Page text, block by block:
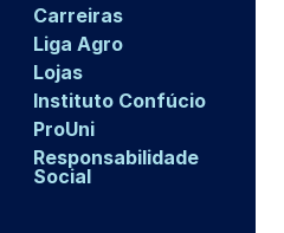
Carreiras
Liga Agro
Lojas
Instituto Confúcio
ProUni
Responsabilidade
Social